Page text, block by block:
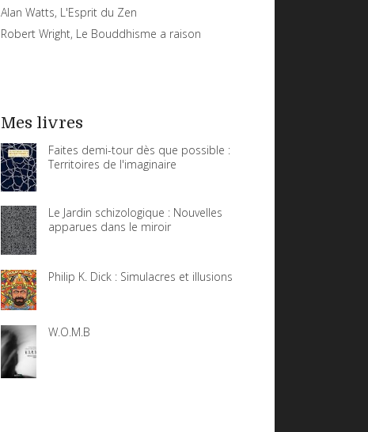
Alan Watts, L'Esprit du Zen
Robert Wright, Le Bouddhisme a raison
Mes livres
Faites demi-tour dès que possible :
Territoires de l'imaginaire
Le Jardin schizologique : Nouvelles
apparues dans le miroir
Philip K. Dick : Simulacres et illusions
W.O.M.B